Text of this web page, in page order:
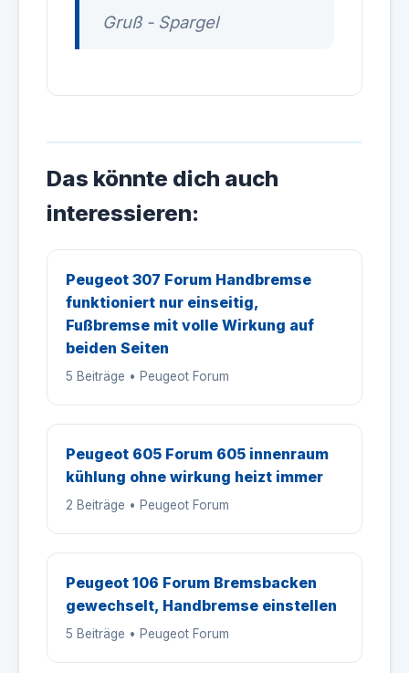
Gruß - Spargel
Das könnte dich auch
interessieren:
Peugeot 307 Forum Handbremse
funktioniert nur einseitig,
Fußbremse mit volle Wirkung auf
beiden Seiten
5 Beiträge • Peugeot Forum
Peugeot 605 Forum 605 innenraum
kühlung ohne wirkung heizt immer
2 Beiträge • Peugeot Forum
Peugeot 106 Forum Bremsbacken
gewechselt, Handbremse einstellen
5 Beiträge • Peugeot Forum